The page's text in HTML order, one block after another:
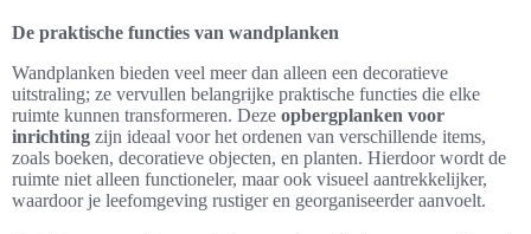
De praktische functies van wandplanken
Wandplanken bieden veel meer dan alleen een decoratieve
uitstraling; ze vervullen belangrijke praktische functies die elke
ruimte kunnen transformeren. Deze opbergplanken voor
inrichting zijn ideaal voor het ordenen van verschillende items,
zoals boeken, decoratieve objecten, en planten. Hierdoor wordt de
ruimte niet alleen functioneler, maar ook visueel aantrekkelijker,
waardoor je leefomgeving rustiger en georganiseerder aanvoelt.